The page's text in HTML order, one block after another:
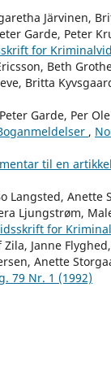
Järvinen,
Garde, Peter
for
Beth
Britta
Garde, Per
,
til en
Langsted, Anette
Ljungstrøm,
for
Janne
Anette
79 Nr. 1 (1992)